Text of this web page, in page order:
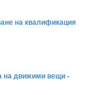
на квалификация
на движими вещи -